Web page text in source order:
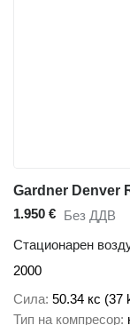
Gardner Denver
1.950 € Без ДДВ
Стационарен
2000
Сила 50.34 кс (37
Тип на компресор